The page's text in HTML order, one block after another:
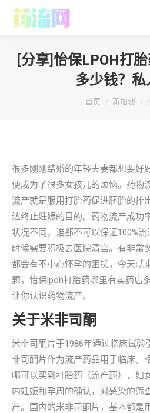
[分享]怡保LPOH打
多少钱？私
你在这里：
首页 新加坡
很多刚刚结婚的年轻夫妻都想要好
便成为了很多女孩儿的烦恼。药物
流产就是服用打胎药促进胚胎的排
达终止妊娠的目的。药物流产成功
状况不同，谁都不可以保证100%
时候需要积极去医院清宫。有非常
都会有不小心怀孕的困扰，今天就
题，怡保lpoh打胎药哪里有卖药店
让你认识药物流产。
关于米非司酮
米非司酮片于1986年通过临床试验
非司酮片作为流产药品用于临床。
哪可以买到打胎药（流产药），妇
内妊娠和孕周的确认，对感染的筛
产。国内的米非司酮片，基本都是